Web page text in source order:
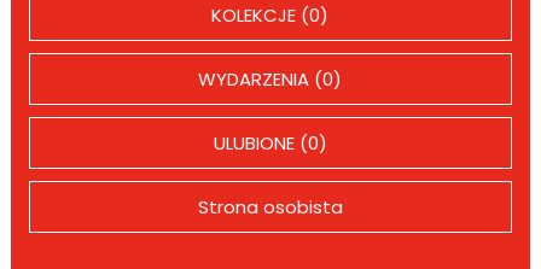
KOLEKCJE (0)
WYDARZENIA (0)
ULUBIONE (0)
Strona osobista